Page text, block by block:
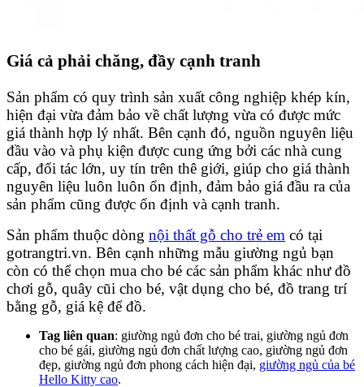
Giá cả phải chăng, đầy cạnh tranh
Sản phẩm có quy trình sản xuất công nghiệp khép kín,
hiện đại vừa đảm bảo về chất lượng vừa có được mức
giá thành hợp lý nhất. Bên cạnh đó, nguồn nguyên liệu
đầu vào và phụ kiện được cung ứng bởi các nhà cung
cấp, đối tác lớn, uy tín trên thê giới, giúp cho giá thành
nguyên liệu luôn luôn ổn định, đảm bảo giá đầu ra của
sản phẩm cũng được ổn định và cạnh tranh.
Sản phẩm thuộc dòng nội thất gỗ cho trẻ em có tại
gotrangtri.vn. Bên cạnh những mẫu giường ngủ bạn
còn có thể chọn mua cho bé các sản phẩm khác như đồ
chơi gỗ, quây cũi cho bé, vật dụng cho bé, đồ trang trí
bằng gỗ, giá kệ để đồ.
Tag liên quan: giường ngủ đơn cho bé trai, giường ngủ đơn
cho bé gái, giường ngủ đơn chất lượng cao, giường ngủ đơn
đẹp, giường ngủ đơn phong cách hiện đại, giường ngủ của bé
Hello Kitty cao.